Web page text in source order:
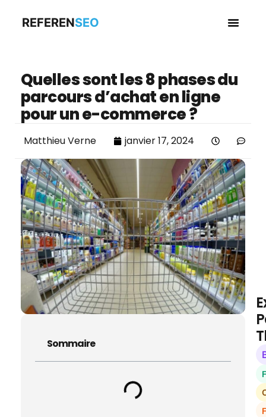
REFERENSEO
Quelles sont les 8 phases du
parcours d’achat en ligne
pour un e-commerce ?
Matthieu Verne janvier 17, 2024
Sommaire